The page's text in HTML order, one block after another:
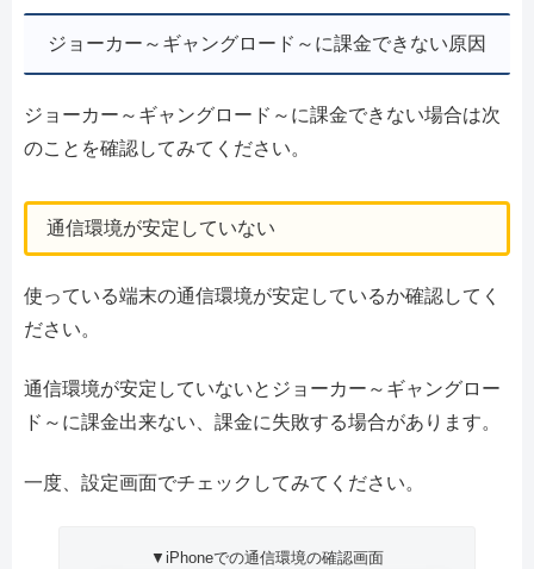
ジョーカー～ギャングロード～に課金できない原因
ジョーカー～ギャングロード～に課金できない場合は次
のことを確認してみてください。
通信環境が安定していない
使っている端末の通信環境が安定しているか確認してく
ださい。
通信環境が安定していないとジョーカー～ギャングロー
ド～に課金出来ない、課金に失敗する場合があります。
一度、設定画面でチェックしてみてください。
▼iPhoneでの通信環境の確認画面